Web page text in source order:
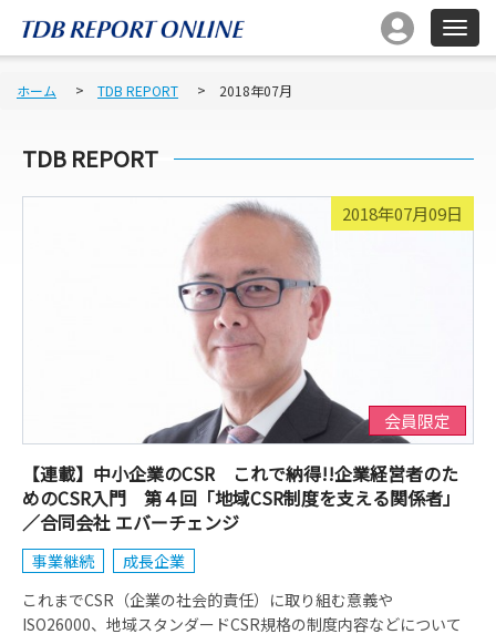
ホーム TDB REPORT 2018年07月
TDB REPORT
2018年07月09日
会員限定
【連載】中小企業のCSR これで納得!!企業経営者のた
めのCSR入門 第４回「地域CSR制度を支える関係者」
／合同会社 エバーチェンジ
事業継続
成長企業
これまでCSR（企業の社会的責任）に取り組む意義や
ISO26000、地域スタンダードCSR規格の制度内容などについて